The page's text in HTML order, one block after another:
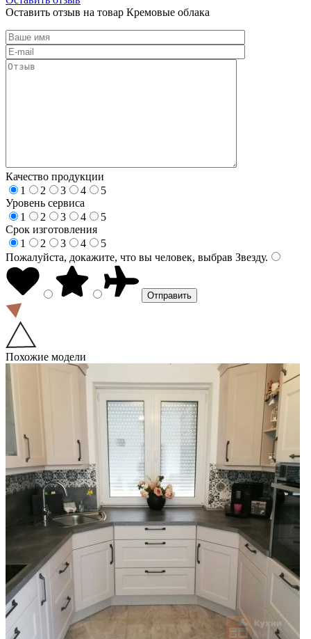
Оставить отзыв на товар Кремовые облака
Качество продукции
1
2 3 4
5
Уровень сервиса
1
2 3 4
5
Срок изготовления
1
2 3 4
5
Пожалуйста, докажите, что вы человек, выбрав Звезду.
Похожие модели